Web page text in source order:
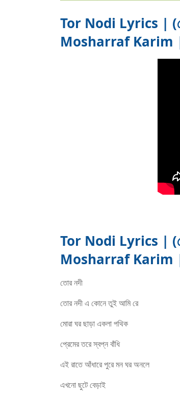
Tor Nodi Lyrics |
Mosharraf Karim
Tor Nodi Lyrics |
Mosharraf Karim
তোর নদী
তোর নদী এ কোনে তুই আমি রে
মোরা ঘর ছাড়া একলা পথিক
প্রেমের তরে ‍স্বপ্ন বাঁধি
এই রাতে আঁধারে পুরে মন ঘর অনলে
এখনো ছুটে বেড়াই